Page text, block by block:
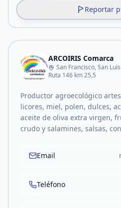
Reportar
ARCOIRIS Comarca
San Francisco, San Luis
Ruta 146 km 25,5
Productor agroecológico
licores, miel, polen, dulces,
aceite de oliva extra virgen,
crudo y salamines, salsas,
Email
Teléfono